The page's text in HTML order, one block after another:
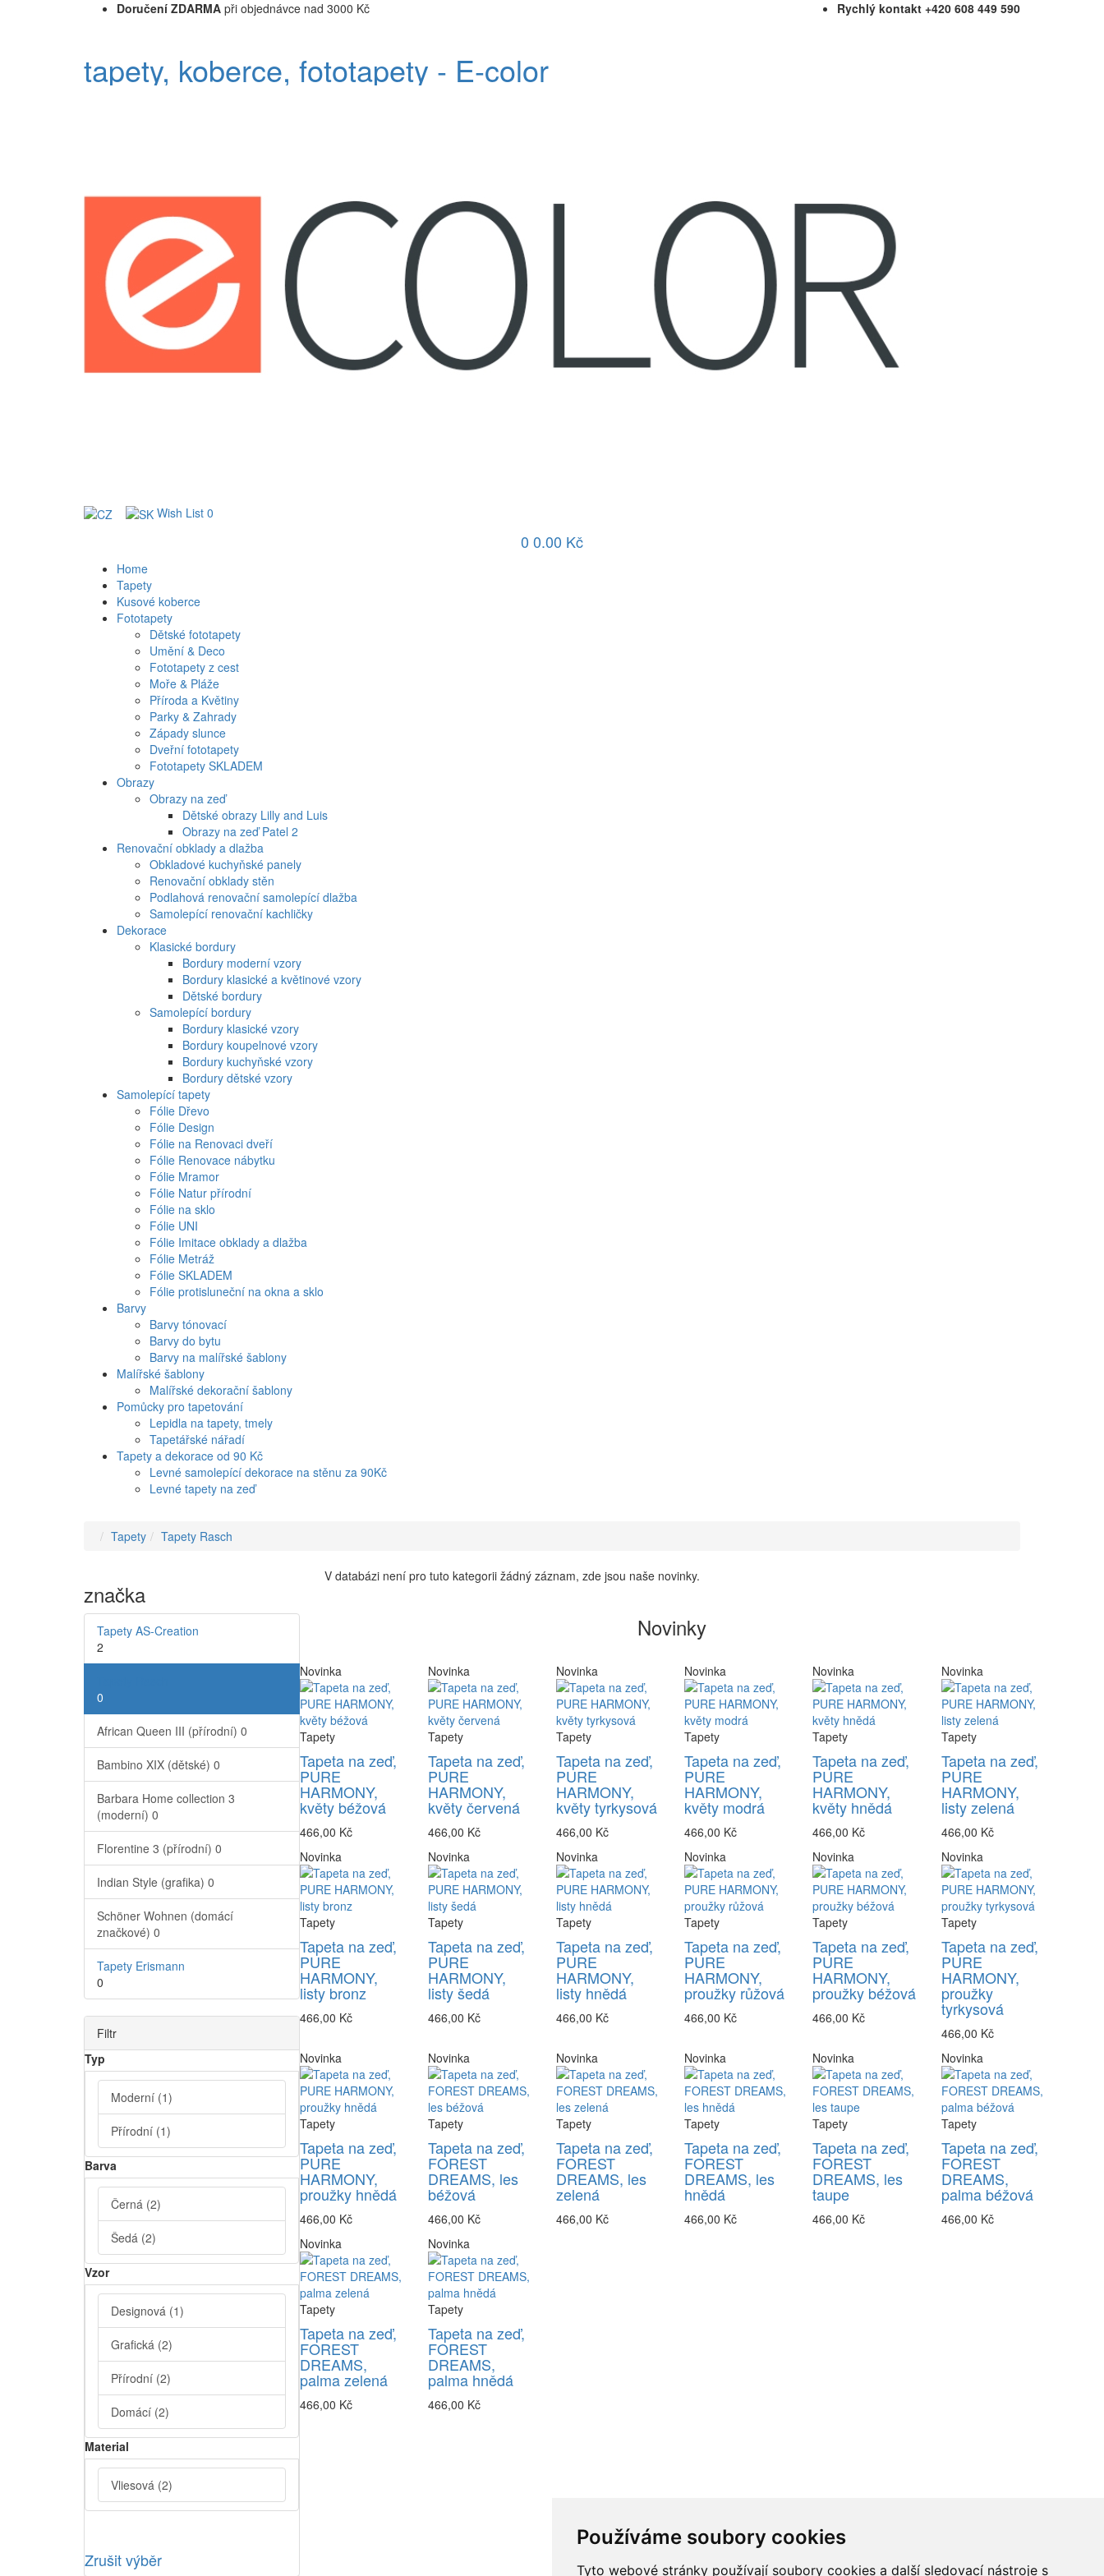
Používáme soubory cookies
Tyto webové stránky používají soubory cookies a další sledovací nástroje s
Doručení ZDARMA při objednávce nad 3000 Kč Rychlý kontakt +420 608 449 590
tapety, koberce, fototapety - E-color
Wish List 0
0 0.00 Kč
Home
Tapety
Kusové koberce
Fototapety
Dětské fototapety
Umění & Deco
Fototapety z cest
Moře & Pláže
Příroda a Květiny
Parky & Zahrady
Západy slunce
Dveřní fototapety
Fototapety SKLADEM
Obrazy
Obrazy na zeď
Dětské obrazy Lilly and Luis
Obrazy na zeď Patel 2
Renovační obklady a dlažba
Obkladové kuchyňské panely
Renovační obklady stěn
Podlahová renovační samolepící dlažba
Samolepící renovační kachličky
Dekorace
Klasické bordury
Bordury moderní vzory
Bordury klasické a květinové vzory
Dětské bordury
Samolepící bordury
Bordury klasické vzory
Bordury koupelnové vzory
Bordury kuchyňské vzory
Bordury dětské vzory
Samolepící tapety
Fólie Dřevo
Fólie Design
Fólie na Renovaci dveří
Fólie Renovace nábytku
Fólie Mramor
Fólie Natur přírodní
Fólie na sklo
Fólie UNI
Fólie Imitace obklady a dlažba
Fólie Metráž
Fólie SKLADEM
Fólie protisluneční na okna a sklo
Barvy
Barvy tónovací
Barvy do bytu
Barvy na malířské šablony
Malířské šablony
Malířské dekorační šablony
Pomůcky pro tapetování
Lepidla na tapety, tmely
Tapetářské nářadí
Tapety a dekorace od 90 Kč
Levné samolepící dekorace na stěnu za 90Kč
Levné tapety na zeď
Tapety Tapety Rasch
značka
Tapety AS-Creation
2
0
African Queen III (přírodní) 0
Bambino XIX (dětské) 0
Barbara Home collection 3
(moderní) 0
Florentine 3 (přírodní) 0
Indian Style (grafika) 0
Schöner Wohnen (domácí
značkové) 0
Tapety Erismann
0
Filtr
Typ
Moderní (1)
Přírodní (1)
Barva
Černá (2)
Šedá (2)
Vzor
Designová (1)
Grafická (2)
Přírodní (2)
Domácí (2)
Material
Vliesová (2)
Zrušit výběr
V databázi není pro tuto kategorii žádný záznam, zde jsou naše novinky.
Novinky
Novinka
Tapety
Tapeta na zeď,
PURE
HARMONY,
květy béžová
466,00 Kč
Novinka
Tapety
Tapeta na zeď,
PURE
HARMONY,
květy červená
466,00 Kč
Novinka
Tapety
Tapeta na zeď,
PURE
HARMONY,
květy tyrkysová
466,00 Kč
Novinka
Tapety
Tapeta na zeď,
PURE
HARMONY,
květy modrá
466,00 Kč
Novinka
Tapety
Tapeta na zeď,
PURE
HARMONY,
květy hnědá
466,00 Kč
Novinka
Tapety
Tapeta na zeď,
PURE
HARMONY,
listy zelená
466,00 Kč
Novinka
Tapety
Tapeta na zeď,
PURE
HARMONY,
listy bronz
466,00 Kč
Novinka
Tapety
Tapeta na zeď,
PURE
HARMONY,
listy šedá
466,00 Kč
Novinka
Tapety
Tapeta na zeď,
PURE
HARMONY,
listy hnědá
466,00 Kč
Novinka
Tapety
Tapeta na zeď,
PURE
HARMONY,
proužky růžová
466,00 Kč
Novinka
Tapety
Tapeta na zeď,
PURE
HARMONY,
proužky béžová
466,00 Kč
Novinka
Tapety
Tapeta na zeď,
PURE
HARMONY,
proužky
tyrkysová
466,00 Kč
Novinka
Tapety
Tapeta na zeď,
PURE
HARMONY,
proužky hnědá
466,00 Kč
Novinka
Tapety
Tapeta na zeď,
FOREST
DREAMS, les
béžová
466,00 Kč
Novinka
Tapety
Tapeta na zeď,
FOREST
DREAMS, les
zelená
466,00 Kč
Novinka
Tapety
Tapeta na zeď,
FOREST
DREAMS, les
hnědá
466,00 Kč
Novinka
Tapety
Tapeta na zeď,
FOREST
DREAMS, les
taupe
466,00 Kč
Novinka
Tapety
Tapeta na zeď,
FOREST
DREAMS,
palma béžová
466,00 Kč
Novinka
Tapety
Tapeta na zeď,
FOREST
DREAMS,
palma zelená
466,00 Kč
Novinka
Tapety
Tapeta na zeď,
FOREST
DREAMS,
palma hnědá
466,00 Kč